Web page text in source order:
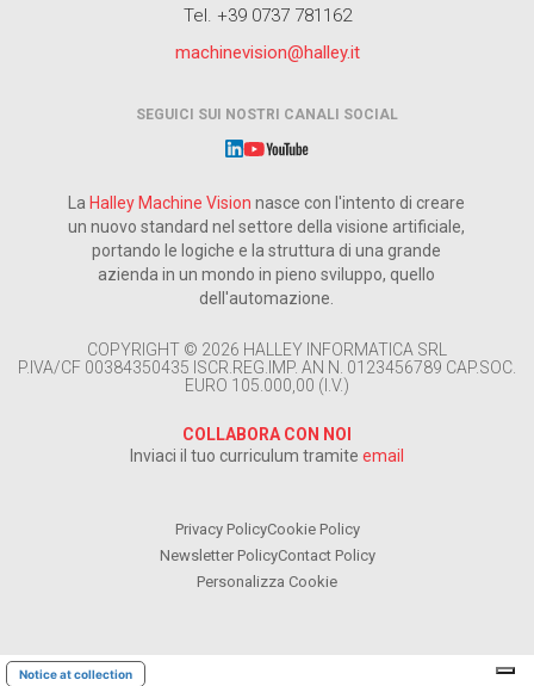
Tel. +39 0737 781162
machinevision@halley.it
SEGUICI SUI NOSTRI CANALI SOCIAL
La Halley Machine Vision nasce con l'intento di creare
un nuovo standard nel settore della visione artificiale,
portando le logiche e la struttura di una grande
azienda in un mondo in pieno sviluppo, quello
dell'automazione.
COPYRIGHT © 2026 HALLEY INFORMATICA SRL
P.IVA/CF 00384350435 ISCR.REG.IMP. AN N. 0123456789 CAP.SOC.
EURO 105.000,00 (I.V.)
COLLABORA CON NOI
Inviaci il tuo curriculum tramite email
Privacy PolicyCookie Policy
Newsletter PolicyContact Policy
Personalizza Cookie
Notice at collection